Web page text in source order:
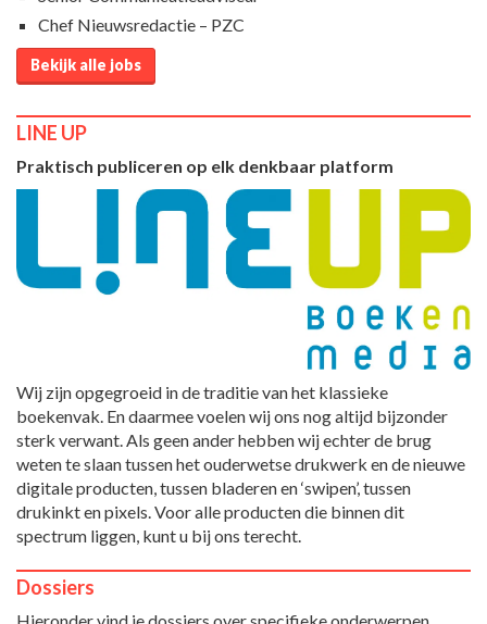
Chef Nieuwsredactie – PZC
Bekijk alle jobs
LINE UP
Praktisch publiceren op elk denkbaar platform
Wij zijn opgegroeid in de traditie van het klassieke
boekenvak. En daarmee voelen wij ons nog altijd bijzonder
sterk verwant. Als geen ander hebben wij echter de brug
weten te slaan tussen het ouderwetse drukwerk en de nieuwe
digitale producten, tussen bladeren en ‘swipen’, tussen
drukinkt en pixels. Voor alle producten die binnen dit
spectrum liggen, kunt u bij ons terecht.
Dossiers